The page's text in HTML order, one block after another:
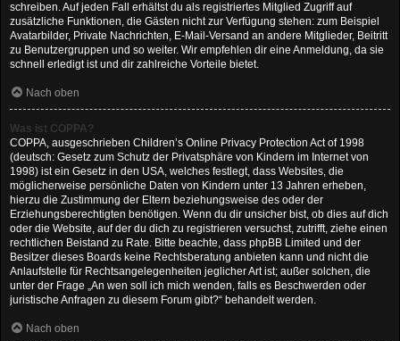
schreiben. Auf jeden Fall erhältst du als registriertes Mitglied Zugriff auf
zusätzliche Funktionen, die Gästen nicht zur Verfügung stehen: zum Beispiel
Avatarbilder, Private Nachrichten, E-Mail-Versand an andere Mitglieder, Beitritt
zu Benutzergruppen und so weiter. Wir empfehlen dir eine Anmeldung, da sie
schnell erledigt ist und dir zahlreiche Vorteile bietet.
Nach oben
Was ist COPPA?
COPPA, ausgeschrieben Children’s Online Privacy Protection Act of 1998
(deutsch: Gesetz zum Schutz der Privatsphäre von Kindern im Internet von
1998) ist ein Gesetz in den USA, welches festlegt, dass Websites, die
möglicherweise persönliche Daten von Kindern unter 13 Jahren erheben,
hierzu die Zustimmung der Eltern beziehungsweise des oder der
Erziehungsberechtigten benötigen. Wenn du dir unsicher bist, ob dies auf dich
oder die Website, auf der du dich zu registrieren versuchst, zutrifft, ziehe einen
rechtlichen Beistand zu Rate. Bitte beachte, dass phpBB Limited und der
Besitzer dieses Boards keine Rechtsberatung anbieten kann und nicht die
Anlaufstelle für Rechtsangelegenheiten jeglicher Art ist; außer solchen, die
unter der Frage „An wen soll ich mich wenden, falls es Beschwerden oder
juristische Anfragen zu diesem Forum gibt?“ behandelt werden.
Nach oben